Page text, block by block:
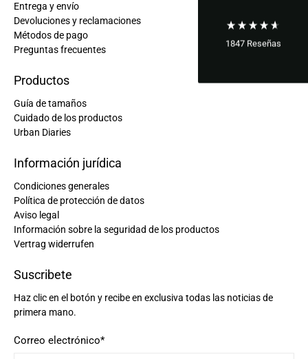
1847 Reseñas
Entrega y envío
Devoluciones y reclamaciones
Métodos de pago
Preguntas frecuentes
Productos
Guía de tamaños
Cuidado de los productos
Urban Diaries
Información jurídica
Condiciones generales
Política de protección de datos
Aviso legal
Información sobre la seguridad de los productos
Vertrag widerrufen
Suscribete
Haz clic en el botón y recibe en exclusiva todas las noticias de
primera mano.
Correo electrónico*